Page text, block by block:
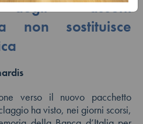
degli assetti
non sostituisce
verso il nuovo pacchetto
ha visto, nei giorni scorsi,